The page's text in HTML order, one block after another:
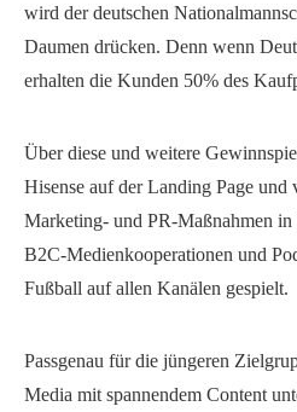
wird der deutschen
Daumen drücken. Denn wenn
erhalten die Kunden 50% des
Über diese und weitere
Hisense auf der Landing Page
Marketing- und PR-Maßnahmen
B2C-Medienkooperationen und
Fußball auf allen Kanälen gespielt.
Passgenau für die jüngeren
Media mit spannendem Content